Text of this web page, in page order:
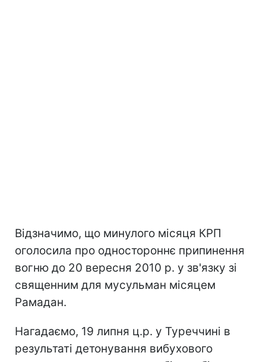
Відзначимо, що минулого місяця КРП
оголосила про одностороннє припинення
вогню до 20 вересня 2010 р. у зв'язку зі
священним для мусульман місяцем
Рамадан.
Нагадаємо, 19 липня ц.р. у Туреччині в
результаті детонування вибухового